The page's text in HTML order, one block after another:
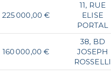
225 000,00 €
11, RUE
ELISE
PORTAL
160 000,00 €
38, BD
JOSEPH
ROSSELLI